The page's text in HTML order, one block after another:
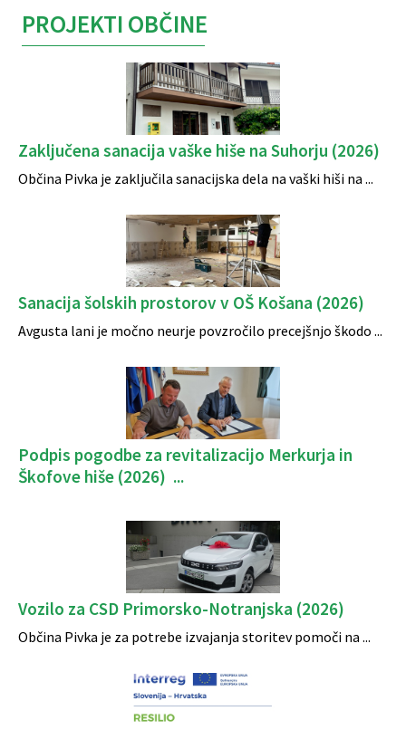
PROJEKTI OBČINE
Zaključena sanacija vaške hiše na Suhorju (2026)
Občina Pivka je zaključila sanacijska dela na vaški hiši na ...
Sanacija šolskih prostorov v OŠ Košana (2026)
Avgusta lani je močno neurje povzročilo precejšnjo škodo ...
Podpis pogodbe za revitalizacijo Merkurja in
Škofove hiše (2026) ...
Vozilo za CSD Primorsko-Notranjska (2026)
Občina Pivka je za potrebe izvajanja storitev pomoči na ...